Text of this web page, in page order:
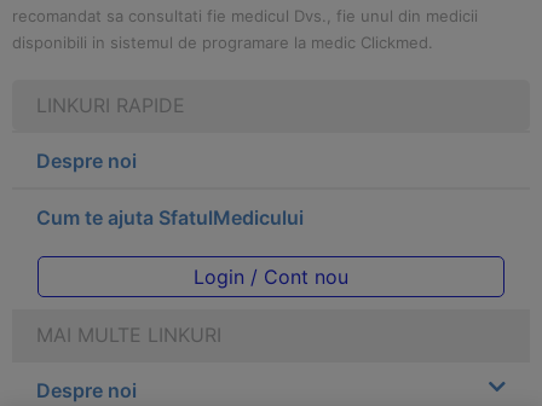
recomandat sa consultati fie medicul Dvs., fie unul din medicii
disponibili in sistemul de programare la medic Clickmed.
LINKURI RAPIDE
Despre noi
Cum te ajuta SfatulMedicului
Login / Cont nou
MAI MULTE LINKURI
Despre noi